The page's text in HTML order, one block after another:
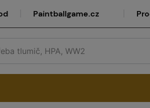
Paintballgame.cz